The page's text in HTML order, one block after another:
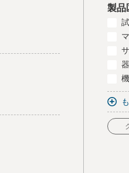
製品